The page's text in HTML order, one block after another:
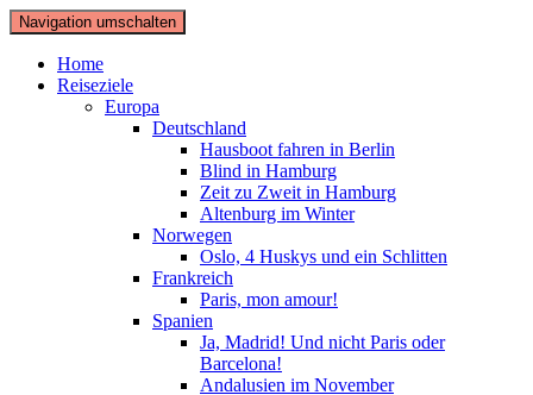
Navigation umschalten
Home
Reiseziele
Europa
Deutschland
Hausboot fahren in Berlin
Blind in Hamburg
Zeit zu Zweit in Hamburg
Altenburg im Winter
Norwegen
Oslo, 4 Huskys und ein Schlitten
Frankreich
Paris, mon amour!
Spanien
Ja, Madrid! Und nicht Paris oder
Barcelona!
Andalusien im November